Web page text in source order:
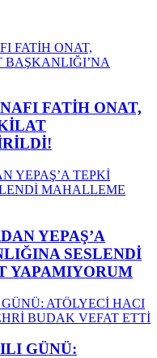
FATİH ONAT,
YEPAŞ’A
SESLENDİ
YAPAMIYORUM
GÜNÜ: